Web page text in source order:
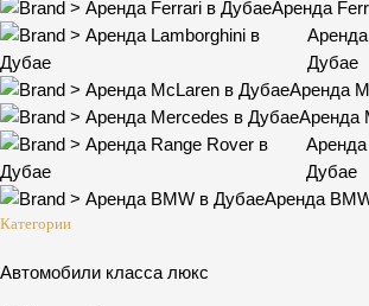
Аренда
Дубае
Аренда
Аренда
Дубае
Аренда
Категории
Автомобили класса люкс